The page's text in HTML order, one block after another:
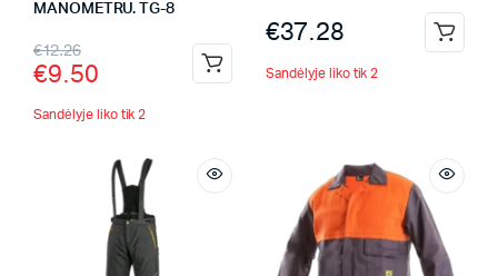
MANOMETRU. TG-8
€12.26
€9.50
Sandėlyje liko tik 2
€37.28
Sandėlyje liko tik 2